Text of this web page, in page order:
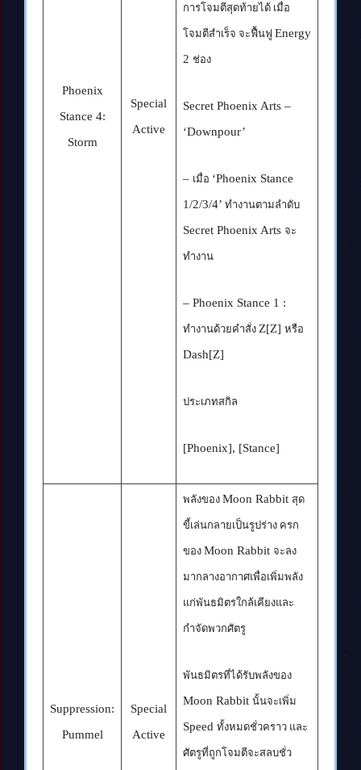
Phoenix
Stance 4:
Storm
Special
Active
การโจมตีสุดท้ายได้ เมื่อ
โจมตีสำเร็จ จะฟื้นฟู Energy
2 ช่อง
Secret Phoenix Arts –
‘Downpour’
– เมื่อ ‘Phoenix Stance
1/2/3/4’ ทำงานตามลำดับ
Secret Phoenix Arts จะ
ทำงาน
– Phoenix Stance 1 :
ทำงานด้วยคำสั่ง Z[Z] หรือ
Dash[Z]
ประเภทสกิล
[Phoenix], [Stance]
Suppression:
Pummel
Special
Active
พลังของ Moon Rabbit สุด
ขี้เล่นกลายเป็นรูปร่าง ครก
ของ Moon Rabbit จะลง
มากลางอากาศเพื่อเพิ่มพลัง
แก่พันธมิตรใกล้เคียงและ
กำจัดพวกศัตรู
พันธมิตรที่ได้รับพลังของ
Moon Rabbit นั้นจะเพิ่ม
Speed ทั้งหมดชั่วคราว และ
ศัตรูที่ถูกโจมตีจะสลบชั่ว